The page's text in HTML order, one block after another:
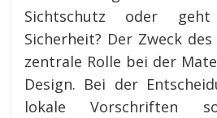
Sichtschutz oder
Sicherheit? Der Zweck
zentrale Rolle bei der
Design. Bei der
lokale Vorschriften